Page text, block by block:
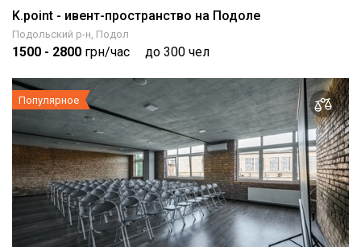
K.point - ивент-пространство на Подоле
Подольский р-н, Подол
1500 - 2800 грн/час до 300 чел
Популярное